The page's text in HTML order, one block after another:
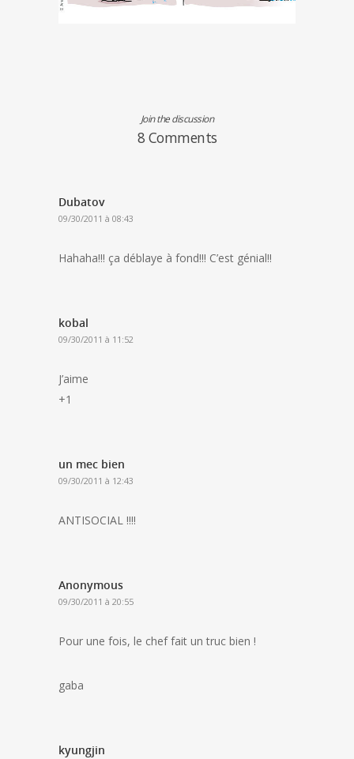
Join the discussion
8 Comments
Dubatov
09/30/2011 à 08:43
Hahaha!!! ça déblaye à fond!!! C’est génial!!
kobal
09/30/2011 à 11:52
J’aime
+1
un mec bien
09/30/2011 à 12:43
ANTISOCIAL !!!!
Anonymous
09/30/2011 à 20:55
Pour une fois, le chef fait un truc bien !
gaba
kyungjin